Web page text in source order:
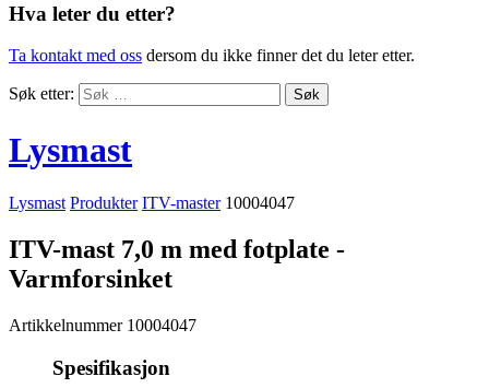
Hva leter du etter?
Ta kontakt med oss dersom du ikke finner det du leter etter.
Søk etter:
Lysmast
Lysmast Produkter ITV-master 10004047
ITV-mast 7,0 m med fotplate -
Varmforsinket
Artikkelnummer 10004047
Spesifikasjon